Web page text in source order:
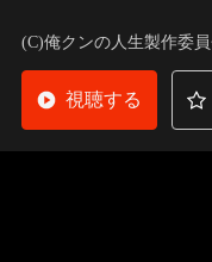
(C)俺クンの人生製作委
視聴する